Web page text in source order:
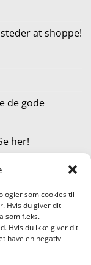
som cookies til
Hvis du giver dit
som f.eks.
Hvis du ikke giver dit
have en negativ
at shoppe!
de gode
her!